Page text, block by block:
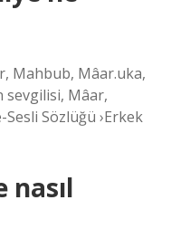
Mahbub, Mâar.uka,
sevgilisi, Mâar,
Sözlüğü ›Erkek
nasıl